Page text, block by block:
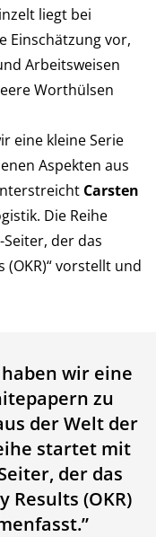
liegt bei
Einschätzung vor,
Arbeitsweisen
Worthülsen
eine kleine Serie
Aspekten aus
Carsten
Die Reihe
der das
(OKR)“ vorstellt und
wir eine
zu
der Welt der
startet mit
der das
Results (OKR)
”